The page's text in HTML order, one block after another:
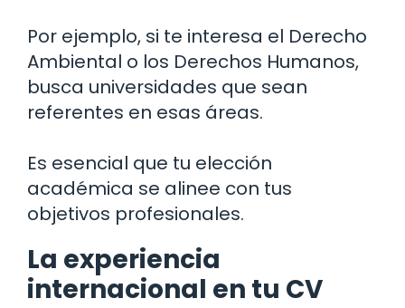
Por ejemplo, si te interesa el Derecho
Ambiental o los Derechos Humanos,
busca universidades que sean
referentes en esas áreas.
Es esencial que tu elección
académica se alinee con tus
objetivos profesionales.
La experiencia
internacional en tu CV